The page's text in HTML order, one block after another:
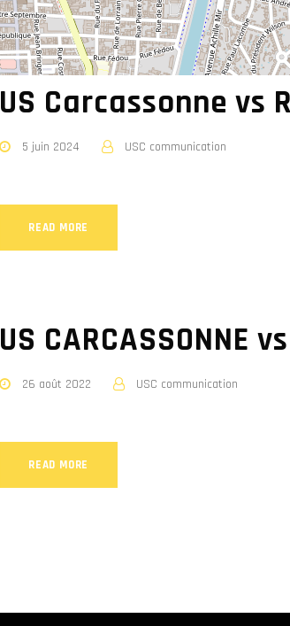
US Carcassonne vs
5 juin 2024 USC communication
READ MORE
US CARCASSONNE
26 août 2022 USC communication
READ MORE